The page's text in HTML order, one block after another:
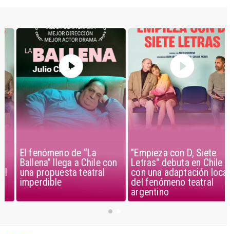
El fenómeno de “La
Ballena” llega a Chile con
una propuesta teatral
imperdible
"Empieza con D, Siete
Letras" debuta en Chile
con una adaptación local
del fenómeno teatral
argentino